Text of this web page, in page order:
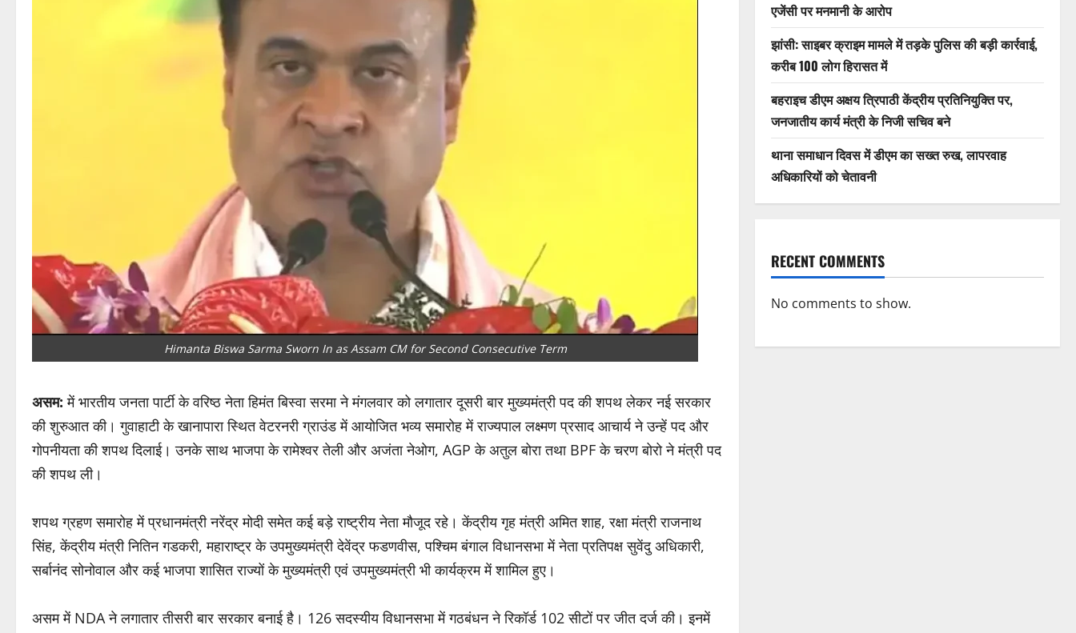
Himanta Biswa Sarma Sworn In as Assam CM for Second Consecutive Term
असम: में भारतीय जनता पार्टी के वरिष्ठ नेता हिमंत बिस्वा सरमा ने मंगलवार को लगातार दूसरी बार मुख्यमंत्री पद की शपथ लेकर नई सरकार
की शुरुआत की। गुवाहाटी के खानापारा स्थित वेटरनरी ग्राउंड में आयोजित भव्य समारोह में राज्यपाल लक्ष्मण प्रसाद आचार्य ने उन्हें पद और
गोपनीयता की शपथ दिलाई। उनके साथ भाजपा के रामेश्वर तेली और अजंता नेओग, AGP के अतुल बोरा तथा BPF के चरण बोरो ने मंत्री पद
की शपथ ली।
शपथ ग्रहण समारोह में प्रधानमंत्री नरेंद्र मोदी समेत कई बड़े राष्ट्रीय नेता मौजूद रहे। केंद्रीय गृह मंत्री अमित शाह, रक्षा मंत्री राजनाथ
सिंह, केंद्रीय मंत्री नितिन गडकरी, महाराष्ट्र के उपमुख्यमंत्री देवेंद्र फडणवीस, पश्चिम बंगाल विधानसभा में नेता प्रतिपक्ष सुवेंदु अधिकारी,
सर्बानंद सोनोवाल और कई भाजपा शासित राज्यों के मुख्यमंत्री एवं उपमुख्यमंत्री भी कार्यक्रम में शामिल हुए।
असम में NDA ने लगातार तीसरी बार सरकार बनाई है। 126 सदस्यीय विधानसभा में गठबंधन ने रिकॉर्ड 102 सीटों पर जीत दर्ज की। इनमें
एजेंसी पर मनमानी के आरोप
झांसी: साइबर क्राइम मामले में तड़के पुलिस की बड़ी कार्रवाई,
करीब 100 लोग हिरासत में
बहराइच डीएम अक्षय त्रिपाठी केंद्रीय प्रतिनियुक्ति पर,
जनजातीय कार्य मंत्री के निजी सचिव बने
थाना समाधान दिवस में डीएम का सख्त रुख, लापरवाह
अधिकारियों को चेतावनी
RECENT COMMENTS
No comments to show.